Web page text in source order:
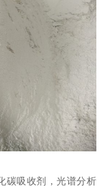
碳吸收剂，光谱分析